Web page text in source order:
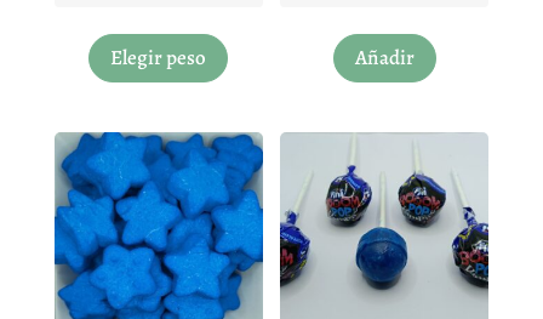
Elegir peso
producto
variantes.
Las
opciones
se
pueden
elegir
en
Añadir